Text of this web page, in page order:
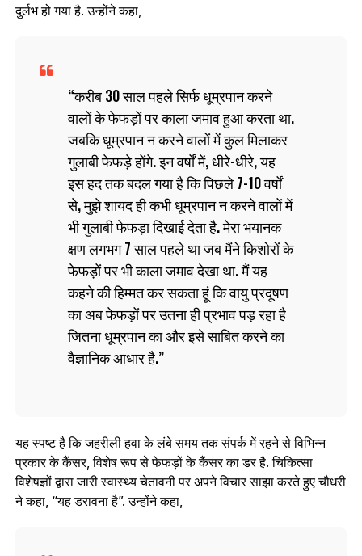
दुर्लभ हो गया है. उन्‍होंने कहा,
करीब 30 साल पहले सिर्फ धूम्रपान करने
वालों के फेफड़ों पर काला जमाव हुआ करता था.
जबकि धूम्रपान न करने वालों में कुल मिलाकर
गुलाबी फेफड़े होंगे. इन वर्षों में, धीरे-धीरे, यह
इस हद तक बदल गया है कि पिछले 7-10 वर्षों
से, मुझे शायद ही कभी धूम्रपान न करने वालों में
भी गुलाबी फेफड़ा दिखाई देता है. मेरा भयानक
क्षण लगभग 7 साल पहले था जब मैंने किशोरों के
फेफड़ों पर भी काला जमाव देखा था. मैं यह
कहने की हिम्मत कर सकता हूं कि वायु प्रदूषण
का अब फेफड़ों पर उतना ही प्रभाव पड़ रहा है
जितना धूम्रपान का और इसे साबित करने का
वैज्ञानिक आधार है.
यह स्पष्ट है कि जहरीली हवा के लंबे समय तक संपर्क में रहने से विभिन्न
प्रकार के कैंसर, विशेष रूप से फेफड़ों के कैंसर का डर है. चिकित्सा
विशेषज्ञों द्वारा जारी स्वास्थ्य चेतावनी पर अपने विचार साझा करते हुए चौधरी
ने कहा, “यह डरावना है”. उन्‍होंने कहा,